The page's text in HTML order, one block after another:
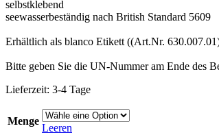
selbstklebend
seewasserbeständig nach British Standard 5609
Erhältlich als blanco Etikett ((Art.Nr.
Bitte geben Sie die UN-Nummer am Ende des
Lieferzeit: 3-4 Tage
Menge
Leeren